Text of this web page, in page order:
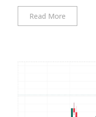
Read More